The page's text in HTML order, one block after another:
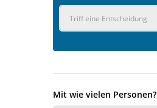
Triff eine Entscheidung
Mit wie vielen Personen?